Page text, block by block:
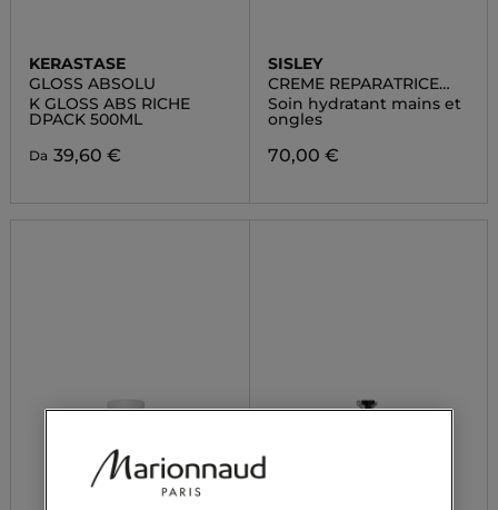
KERASTASE
GLOSS ABSOLU
K GLOSS ABS RICHE
DPACK 500ML
Da 39,60 €
SISLEY
CREME REPARATRICE
MAINS
Soin hydratant mains et
ongles
70,00 €